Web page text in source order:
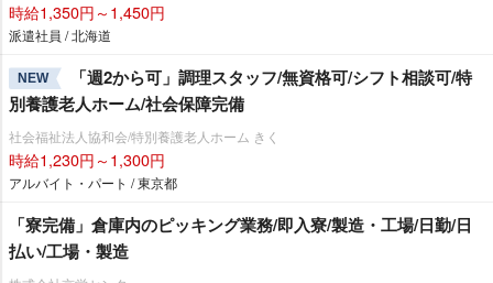
時給1,350円～1,450円
派遣社員 / 北海道
NEW
「週2から可」調理スタッフ/無資格可/シフト相談可/特
別養護老人ホーム/社会保障完備
社会福祉法人協和会/特別養護老人ホーム きく
時給1,230円～1,300円
アルバイト・パート / 東京都
「寮完備」倉庫内のピッキング業務/即入寮/製造・工場/日勤/日
払い/工場・製造